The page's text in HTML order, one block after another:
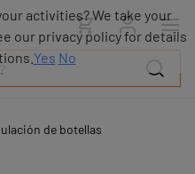
de botellas
activities? We take your
our privacy policy for details
Yes No